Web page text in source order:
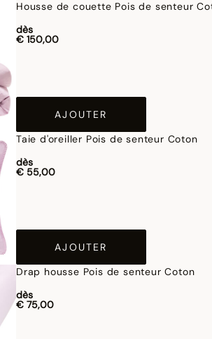
Housse de couette Pois de senteur
dès
€ 150,00
AJOUTER
Taie d'oreiller Pois de senteur Coton
dès
€ 55,00
AJOUTER
Drap housse Pois de senteur Coton
dès
€ 75,00